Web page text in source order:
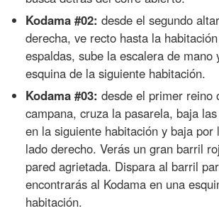
Kodama #02: desde el segundo
derecha, ve recto hasta la
espaldas, sube la escalera de mano
esquina de la siguiente habitación.
Kodama #03: desde el primer reino
campana, cruza la pasarela, baja
en la siguiente habitación y baja por
lado derecho. Verás un gran barril
pared agrietada. Dispara al barril
encontrarás al Kodama en una
habitación.